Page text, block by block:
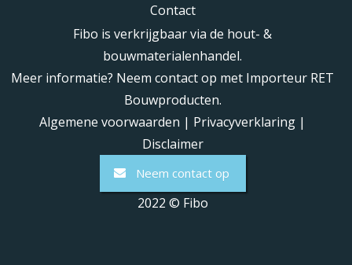
Contact
Fibo is verkrijgbaar via de hout- &
bouwmaterialenhandel.
Meer informatie? Neem contact op met Importeur RET
Bouwproducten.
Algemene voorwaarden | Privacyverklaring |
Disclaimer
Neem contact op
2022 © Fibo